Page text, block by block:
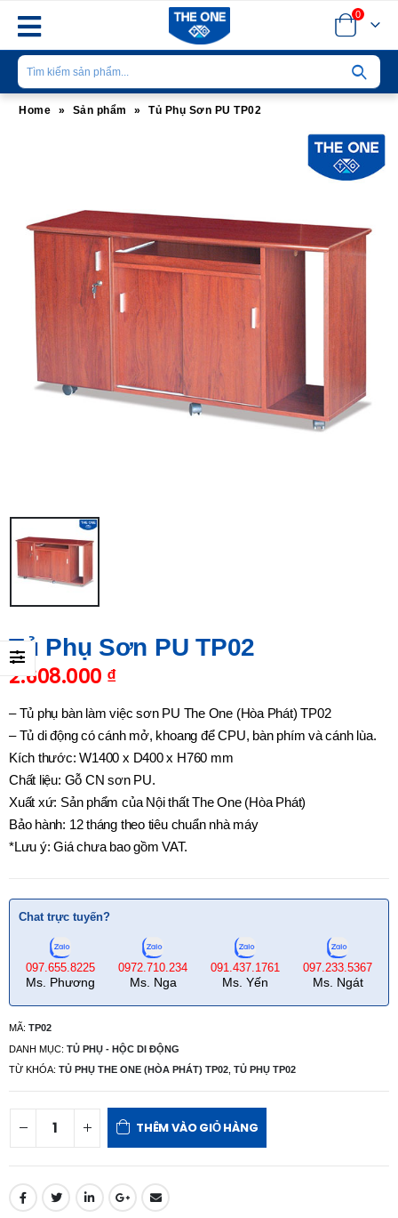
0
Home » Sản phẩm » Tủ Phụ Sơn PU TP02
Tủ Phụ Sơn PU TP02
2.608.000 ₫
– Tủ phụ bàn làm việc sơn PU The One (Hòa Phát) TP02
– Tủ di động có cánh mở, khoang để CPU, bàn phím và cánh lùa.
Kích thước: W1400 x D400 x H760 mm
Chất liệu: Gỗ CN sơn PU.
Xuất xứ: Sản phẩm của Nội thất The One (Hòa Phát)
Bảo hành: 12 tháng theo tiêu chuẩn nhà máy
*Lưu ý: Giá chưa bao gồm VAT.
Chat trực tuyến?
097.655.8225
Ms. Phương
0972.710.234
Ms. Nga
091.437.1761
Ms. Yến
097.233.5367
Ms. Ngát
MÃ: TP02
DANH MỤC: TỦ PHỤ - HỘC DI ĐỘNG
TỪ KHÓA: TỦ PHỤ THE ONE (HÒA PHÁT) TP02 TỦ PHỤ TP02
THÊM VÀO GIỎ HÀNG